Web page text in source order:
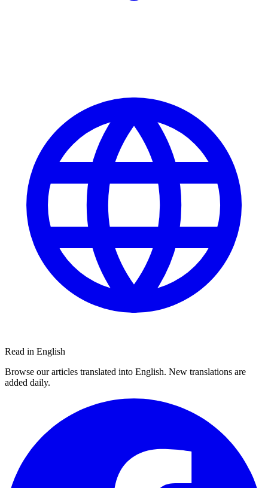
Read in English
Browse our articles translated into English. New translations are
added daily.